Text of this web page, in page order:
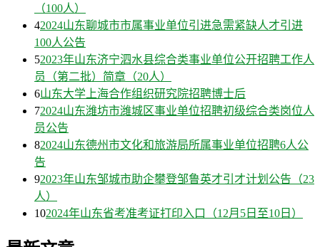
（100人）
42024山东聊城市市属事业单位引进急需紧缺人才引进
100人公告
52023年山东济宁泗水县综合类事业单位公开招聘工作人
员（第二批）简章（20人）
6山东大学上海合作组织研究院招聘博士后
72024山东潍坊市潍城区事业单位招聘初级综合类岗位人
员公告
82024山东德州市文化和旅游局所属事业单位招聘6人公
告
92023年山东邹城市助企攀登邹鲁英才引才计划公告（23
人）
102024年山东省考准考证打印入口（12月5日至10日）